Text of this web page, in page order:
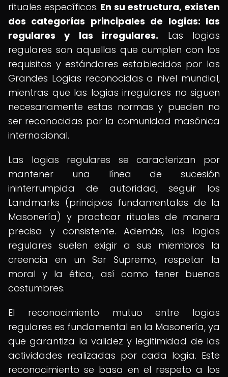
rituales específicos. En su estructura, existen
dos categorías principales de logias: las
regulares y las irregulares. Las logias
regulares son aquellas que cumplen con los
requisitos y estándares establecidos por las
Grandes Logias reconocidas a nivel mundial,
mientras que las logias irregulares no siguen
necesariamente estas normas y pueden no
ser reconocidas por la comunidad masónica
internacional.
Las logias regulares se caracterizan por
mantener una línea de sucesión
ininterrumpida de autoridad, seguir los
Landmarks (principios fundamentales de la
Masonería) y practicar rituales de manera
precisa y consistente. Además, las logias
regulares suelen exigir a sus miembros la
creencia en un Ser Supremo, respetar la
moral y la ética, así como tener buenas
costumbres.
El reconocimiento mutuo entre logias
regulares es fundamental en la Masonería, ya
que garantiza la validez y legitimidad de las
actividades realizadas por cada logia. Este
reconocimiento se basa en el respeto a los